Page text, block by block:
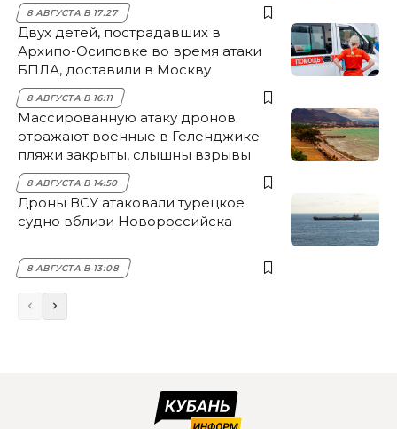
8 АВГУСТА В 17:27
Двух детей, пострадавших в
Архипо-Осиповке во время атаки
БПЛА, доставили в Москву
8 АВГУСТА В 16:11
Массированную атаку дронов
отражают военные в Геленджике:
пляжи закрыты, слышны взрывы
8 АВГУСТА В 14:50
Дроны ВСУ атаковали турецкое
судно вблизи Новороссийска
8 АВГУСТА В 13:08